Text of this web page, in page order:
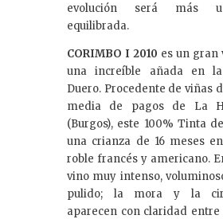
evolución será más
equilibrada.
CORIMBO I 2010 es un gran
una increíble añada en
Duero. Procedente de viñas
media de pagos de La
(Burgos), este 100% Tinta
una crianza de 16 meses
roble francés y americano.
vino muy intenso,
pulido; la mora y la
aparecen con claridad entre